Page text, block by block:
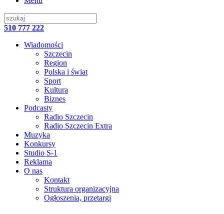
510 777 222
Wiadomości
Szczecin
Region
Polska i świat
Sport
Kultura
Biznes
Podcasty
Radio Szczecin
Radio Szczecin Extra
Muzyka
Konkursy
Studio S-1
Reklama
O nas
Kontakt
Struktura organizacyjna
Ogłoszenia, przetargi